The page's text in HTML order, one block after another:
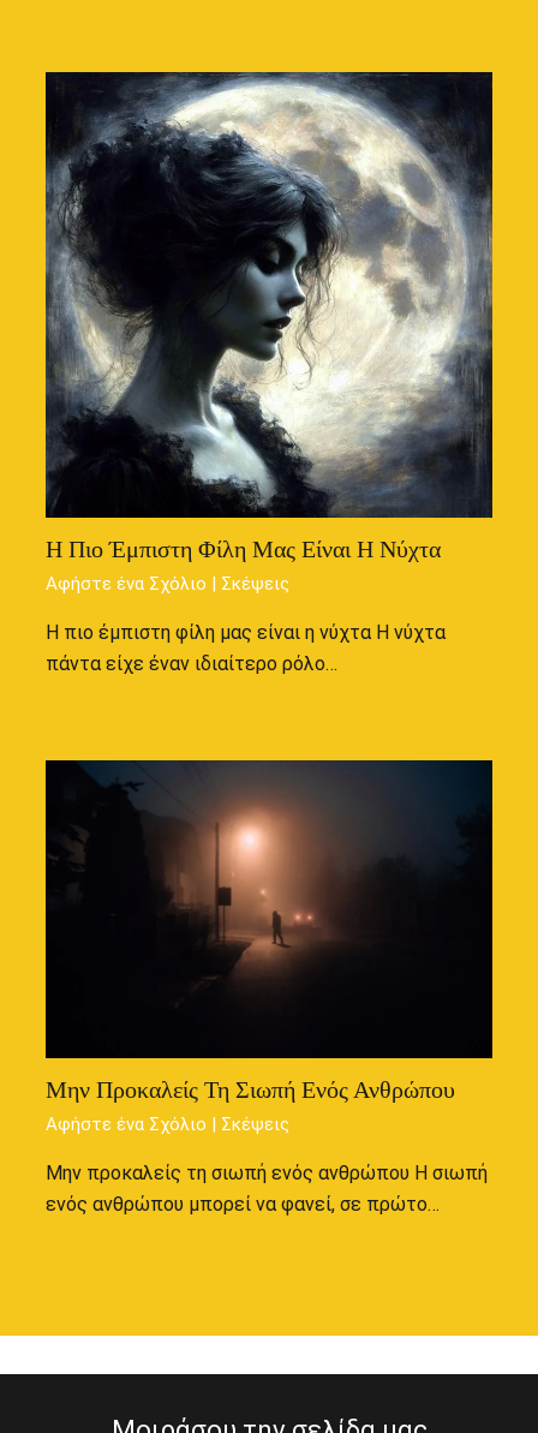
Η Πιο Έμπιστη Φίλη Μας Είναι Η Νύχτα
Αφήστε ένα Σχόλιο Σκέψεις
Η πιο έμπιστη φίλη μας είναι η νύχτα Η νύχτα
πάντα είχε έναν ιδιαίτερο ρόλο…
Μην Προκαλείς Τη Σιωπή Ενός Ανθρώπου
Αφήστε ένα Σχόλιο | Σκέψεις
Μην προκαλείς τη σιωπή ενός ανθρώπου Η σιωπή
ενός ανθρώπου μπορεί να φανεί, σε πρώτο…